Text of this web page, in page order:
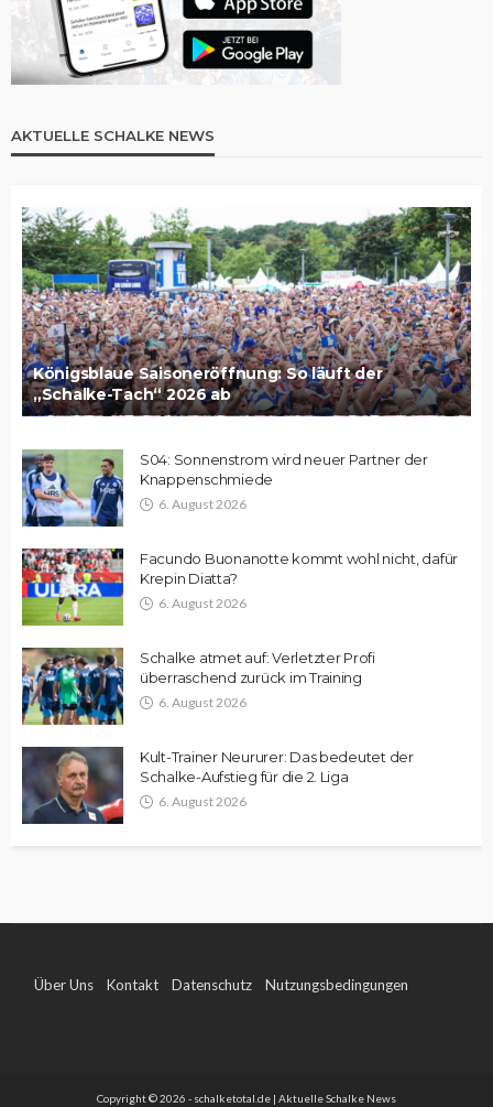
AKTUELLE SCHALKE NEWS
Königsblaue Saisoneröffnung: So läuft der
„Schalke-Tach“ 2026 ab
S04: Sonnenstrom wird neuer Partner der
Knappenschmiede
6. August 2026
Facundo Buonanotte kommt wohl nicht, dafür
Krepin Diatta?
6. August 2026
Schalke atmet auf: Verletzter Profi
überraschend zurück im Training
6. August 2026
Kult-Trainer Neururer: Das bedeutet der
Schalke-Aufstieg für die 2. Liga
6. August 2026
Über Uns Kontakt Datenschutz Nutzungsbedingungen
Copyright © 2026 - schalketotal.de | Aktuelle Schalke News